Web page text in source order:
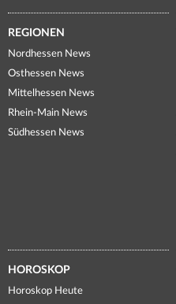
REGIONEN
Nordhessen News
Osthessen News
Mittelhessen News
Rhein-Main News
Südhessen News
HOROSKOP
Horoskop Heute